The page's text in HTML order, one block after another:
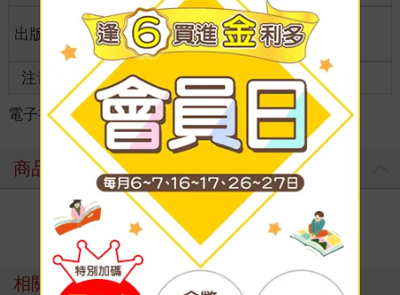
出版地 台灣
適讀年
齡
全齡適讀
注音 級別
電子書 ＞ 漫畫 ＞ GL /百合 ＞ GL /百合
商品評價
寫評價
相關主題